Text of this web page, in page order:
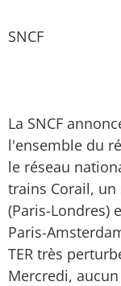
SNCF
La SNCF
l'ensemble du
le réseau
trains Corail,
(Paris-Londres)
Paris-
TER très
Mercredi,